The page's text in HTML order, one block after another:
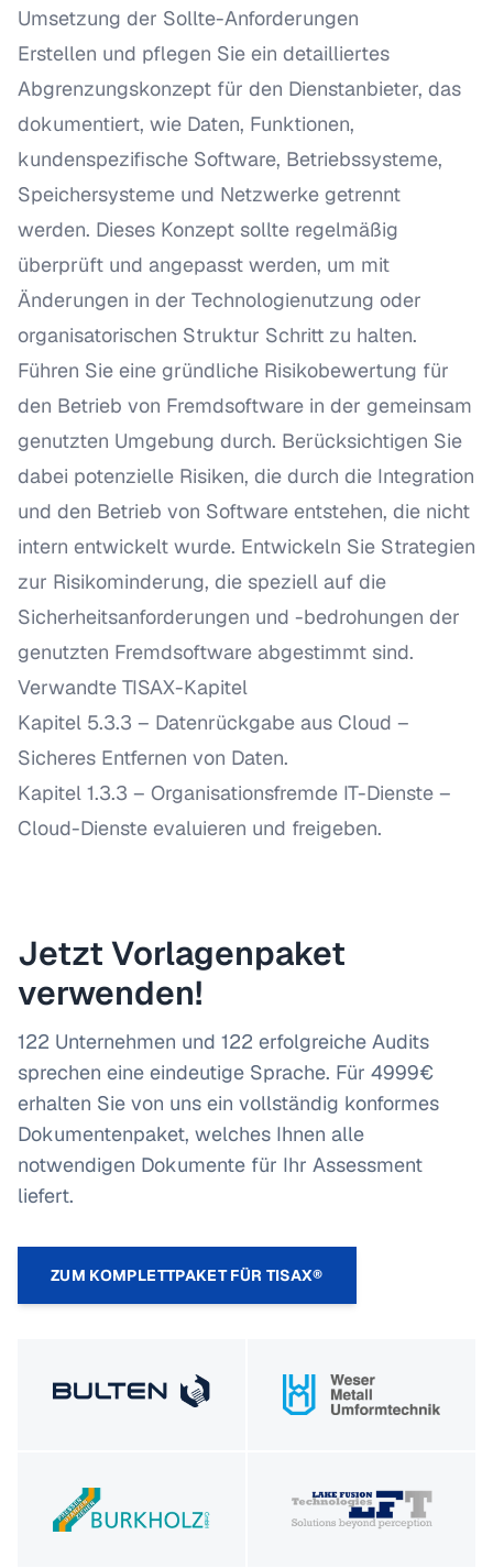
Umsetzung der Sollte-Anforderungen
Erstellen und pflegen Sie ein detailliertes
Abgrenzungskonzept für den Dienstanbieter, das
dokumentiert, wie Daten, Funktionen,
kundenspezifische Software, Betriebssysteme,
Speichersysteme und Netzwerke getrennt
werden. Dieses Konzept sollte regelmäßig
überprüft und angepasst werden, um mit
Änderungen in der Technologienutzung oder
organisatorischen Struktur Schritt zu halten.
Führen Sie eine gründliche Risikobewertung für
den Betrieb von Fremdsoftware in der gemeinsam
genutzten Umgebung durch. Berücksichtigen Sie
dabei potenzielle Risiken, die durch die Integration
und den Betrieb von Software entstehen, die nicht
intern entwickelt wurde. Entwickeln Sie Strategien
zur Risikominderung, die speziell auf die
Sicherheitsanforderungen und -bedrohungen der
genutzten Fremdsoftware abgestimmt sind.
Verwandte TISAX-Kapitel
Kapitel 5.3.3 – Datenrückgabe aus Cloud –
Sicheres Entfernen von Daten.
Kapitel 1.3.3 – Organisationsfremde IT-Dienste –
Cloud-Dienste evaluieren und freigeben.
Jetzt Vorlagenpaket
verwenden!
122 Unternehmen und 122 erfolgreiche Audits
sprechen eine eindeutige Sprache. Für 4999€
erhalten Sie von uns ein vollständig konformes
Dokumentenpaket, welches Ihnen alle
notwendigen Dokumente für Ihr Assessment
liefert.
ZUM KOMPLETTPAKET FÜR TISAX®